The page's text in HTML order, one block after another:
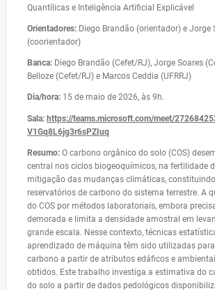
Quantílicas e Inteligência Artificial Explicável
Orientadores: Diego Brandão (orientador) e Jorge
(coorientador)
Banca: Diego Brandão (Cefet/RJ), Jorge Soares
Belloze (Cefet/RJ) e Marcos Ceddia (UFRRJ)
Dia/hora: 15 de maio de 2026, às 9h.
Sala: https://teams.microsoft.com/meet/
V1Gq8L6jg3r6sPZIuq
Resumo: O carbono orgânico do solo (COS)
central nos ciclos biogeoquímicos, na fertilidade
mitigação das mudanças climáticas,
reservatórios de carbono do sistema terrestre. A
do COS por métodos laboratoriais, embora
demorada e limita a densidade amostral em
grande escala. Nesse contexto, técnicas
aprendizado de máquina têm sido utilizadas
carbono a partir de atributos edáficos e
obtidos. Este trabalho investiga a estimativa do
do solo a partir de dados pedológicos